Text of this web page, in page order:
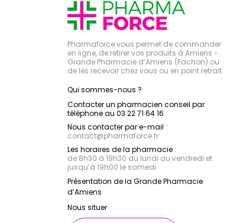
Pharmaforce vous permet de commander
en ligne, de retirer vos produits à Amiens -
Grande Pharmacie d’Amiens (Fachon) ou
de les recevoir chez vous ou en point retrait
Qui sommes-nous ?
Contacter un pharmacien conseil par
téléphone au 03 22 71 64 16
Nous contacter par e-mail :
contact@pharmaforce.fr
Les horaires de la pharmacie :
de 8h30 à 19h30 du lundi au vendredi et
jusqu’à 19h00 le samedi
Présentation de la Grande Pharmacie
d’Amiens
Nous situer